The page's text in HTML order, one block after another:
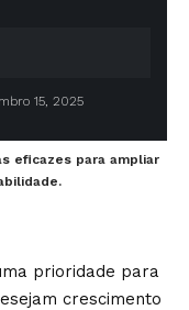
15, 2025
eficazes para ampliar
prioridade para
crescimento